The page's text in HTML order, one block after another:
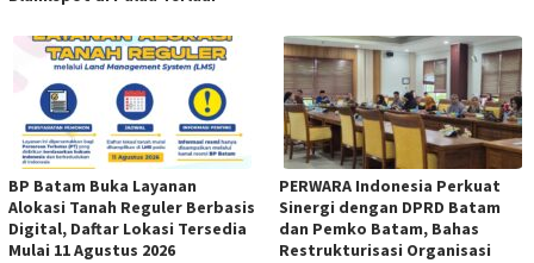
BP Batam Buka Layanan
Alokasi Tanah Reguler Berbasis
Digital, Daftar Lokasi Tersedia
Mulai 11 Agustus 2026
PERWARA Indonesia Perkuat
Sinergi dengan DPRD Batam
dan Pemko Batam, Bahas
Restrukturisasi Organisasi